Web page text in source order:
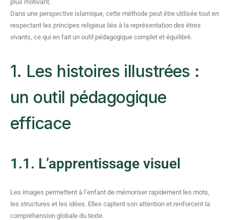
plus motivant.
Dans une perspective islamique, cette méthode peut être utilisée tout en
respectant les principes religieux liés à la représentation des êtres
vivants, ce qui en fait un outil pédagogique complet et équilibré.
1. Les histoires illustrées :
un outil pédagogique
efficace
1.1. L’apprentissage visuel
Les images permettent à l’enfant de mémoriser rapidement les mots,
les structures et les idées. Elles captent son attention et renforcent la
compréhension globale du texte.